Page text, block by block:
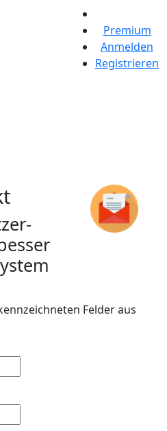
Premium
Anmelden
Registrieren
Felder aus